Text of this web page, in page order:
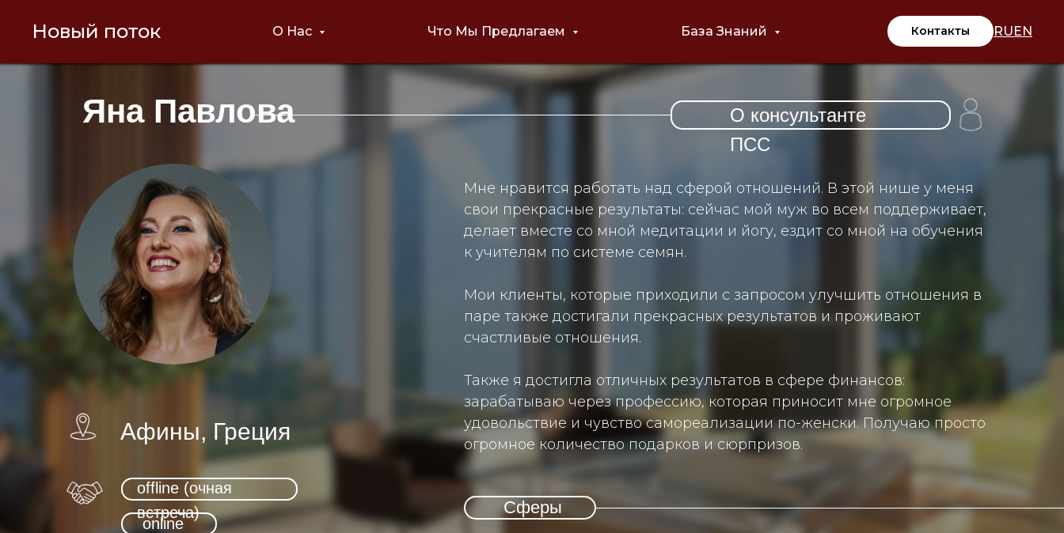
Новый поток О Нас Что Мы Предлагаем База Знаний Контакты RUEN
Яна Павлова
Мне нравится работать над сферой отношений. В этой нише у меня
свои прекрасные результаты: сейчас мой муж во всем поддерживает,
делает вместе со мной медитации и йогу, ездит со мной на обучения
к учителям по системе семян.
Мои клиенты, которые приходили с запросом улучшить отношения в
паре также достигали прекрасных результатов и проживают
счастливые отношения.
Также я достигла отличных результатов в сфере финансов:
зарабатываю через профессию, которая приносит мне огромное
удовольствие и чувство самореализации по-женски. Получаю просто
огромное количество подарков и сюрпризов.
Афины, Греция
offline (очная
встреча)
online
О консультанте
ПСС
Сферы